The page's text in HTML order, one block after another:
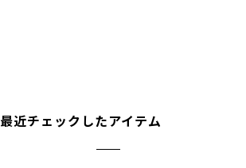
最近チェックしたアイテム